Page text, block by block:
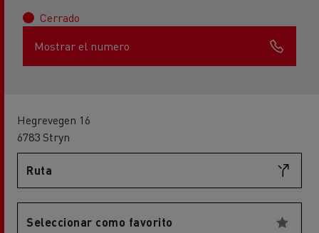
Cerrado
Mostrar el numero
Hegrevegen 16
6783 Stryn
Ruta
Seleccionar como favorito